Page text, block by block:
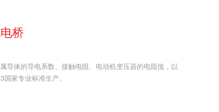
桥
导体的导电系数、接触电阻、电动机变压器的电阻值，以
家专业标准生产。